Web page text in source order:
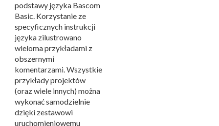
podstawy języka Bascom
Basic. Korzystanie ze
specyficznych instrukcji
języka zilustrowano
wieloma przykładami z
obszernymi
komentarzami. Wszystkie
przykłady projektów
(oraz wiele innych) można
wykonać samodzielnie
dzięki zestawowi
uruchomieniowemu